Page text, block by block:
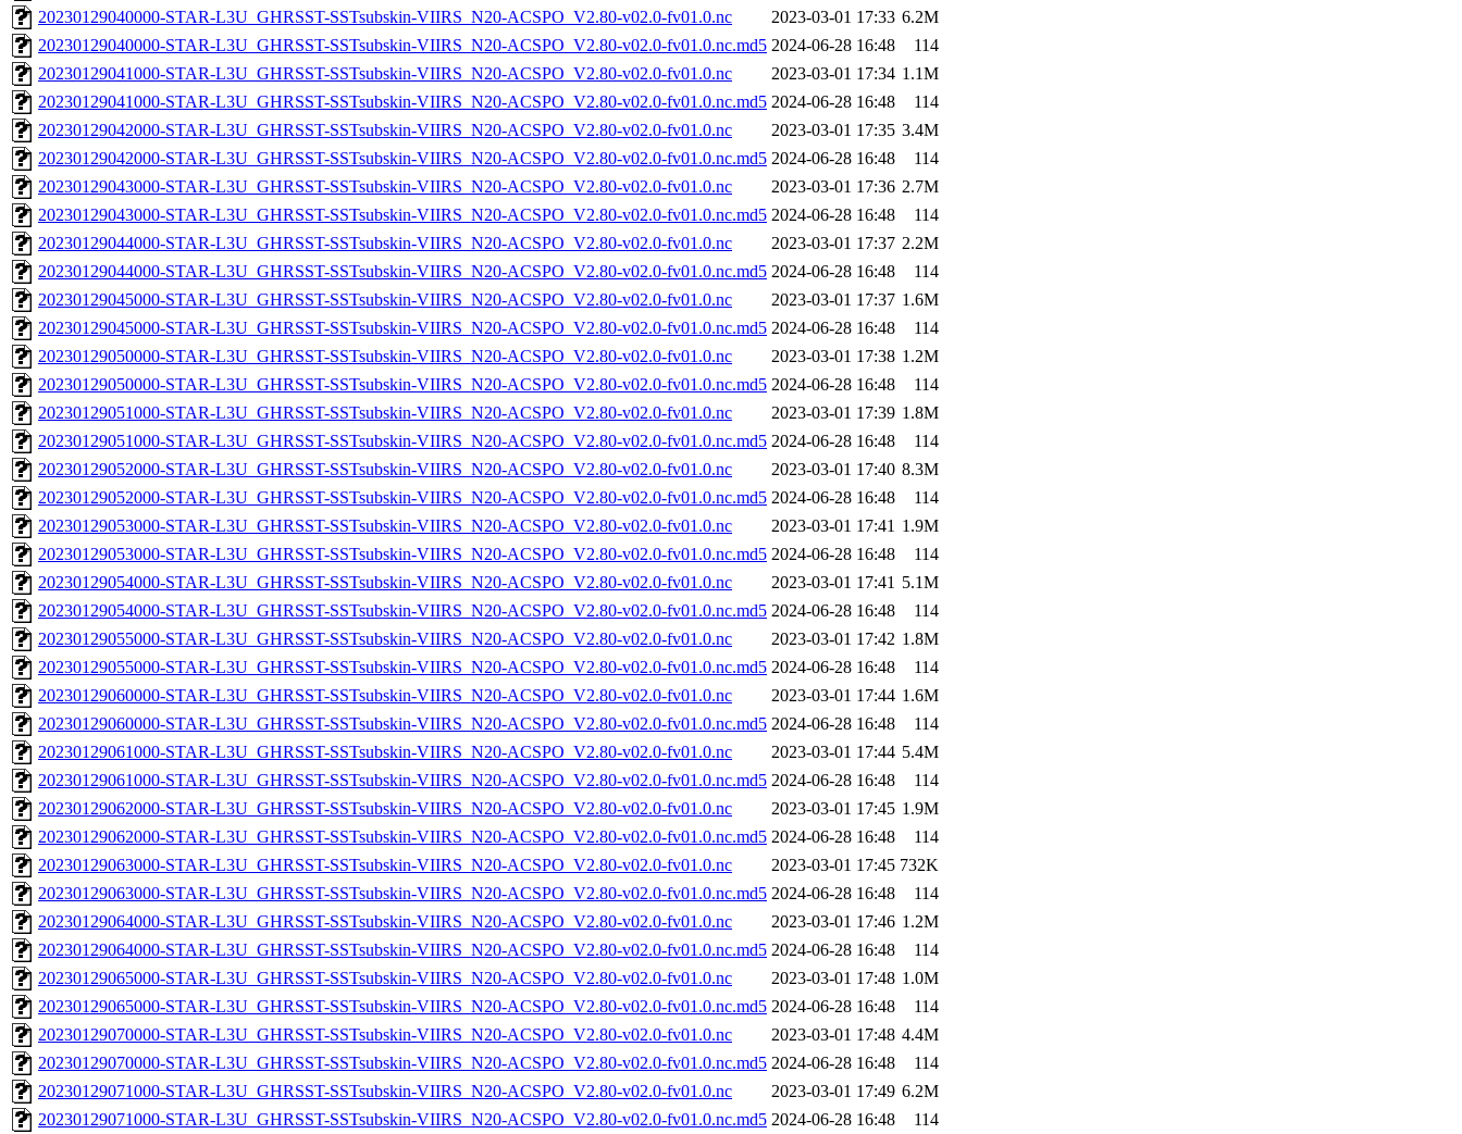
20230129040000-STAR-L3U_GHRSST-SSTsubskin-VIIRS_N20-ACSPO_V2.80-v02.0-fv01.0.nc
2023-03-01 17:33 6.2M
20230129040000-STAR-L3U_GHRSST-SSTsubskin-VIIRS_N20-ACSPO_V2.80-v02.0-fv01.0.nc.md5 2024-06-28 16:48
114
20230129041000-STAR-L3U_GHRSST-SSTsubskin-VIIRS_N20-ACSPO_V2.80-v02.0-fv01.0.nc
2023-03-01 17:34 1.1M
20230129041000-STAR-L3U_GHRSST-SSTsubskin-VIIRS_N20-ACSPO_V2.80-v02.0-fv01.0.nc.md5 2024-06-28 16:48
114
20230129042000-STAR-L3U_GHRSST-SSTsubskin-VIIRS_N20-ACSPO_V2.80-v02.0-fv01.0.nc
2023-03-01 17:35 3.4M
20230129042000-STAR-L3U_GHRSST-SSTsubskin-VIIRS_N20-ACSPO_V2.80-v02.0-fv01.0.nc.md5 2024-06-28 16:48
114
20230129043000-STAR-L3U_GHRSST-SSTsubskin-VIIRS_N20-ACSPO_V2.80-v02.0-fv01.0.nc
2023-03-01 17:36 2.7M
20230129043000-STAR-L3U_GHRSST-SSTsubskin-VIIRS_N20-ACSPO_V2.80-v02.0-fv01.0.nc.md5 2024-06-28 16:48
114
20230129044000-STAR-L3U_GHRSST-SSTsubskin-VIIRS_N20-ACSPO_V2.80-v02.0-fv01.0.nc
2023-03-01 17:37 2.2M
20230129044000-STAR-L3U_GHRSST-SSTsubskin-VIIRS_N20-ACSPO_V2.80-v02.0-fv01.0.nc.md5 2024-06-28 16:48
114
20230129045000-STAR-L3U_GHRSST-SSTsubskin-VIIRS_N20-ACSPO_V2.80-v02.0-fv01.0.nc
2023-03-01 17:37 1.6M
20230129045000-STAR-L3U_GHRSST-SSTsubskin-VIIRS_N20-ACSPO_V2.80-v02.0-fv01.0.nc.md5 2024-06-28 16:48
114
20230129050000-STAR-L3U_GHRSST-SSTsubskin-VIIRS_N20-ACSPO_V2.80-v02.0-fv01.0.nc
2023-03-01 17:38 1.2M
20230129050000-STAR-L3U_GHRSST-SSTsubskin-VIIRS_N20-ACSPO_V2.80-v02.0-fv01.0.nc.md5 2024-06-28 16:48
114
20230129051000-STAR-L3U_GHRSST-SSTsubskin-VIIRS_N20-ACSPO_V2.80-v02.0-fv01.0.nc
2023-03-01 17:39 1.8M
20230129051000-STAR-L3U_GHRSST-SSTsubskin-VIIRS_N20-ACSPO_V2.80-v02.0-fv01.0.nc.md5 2024-06-28 16:48
114
20230129052000-STAR-L3U_GHRSST-SSTsubskin-VIIRS_N20-ACSPO_V2.80-v02.0-fv01.0.nc
2023-03-01 17:40 8.3M
20230129052000-STAR-L3U_GHRSST-SSTsubskin-VIIRS_N20-ACSPO_V2.80-v02.0-fv01.0.nc.md5 2024-06-28 16:48
114
20230129053000-STAR-L3U_GHRSST-SSTsubskin-VIIRS_N20-ACSPO_V2.80-v02.0-fv01.0.nc
2023-03-01 17:41 1.9M
20230129053000-STAR-L3U_GHRSST-SSTsubskin-VIIRS_N20-ACSPO_V2.80-v02.0-fv01.0.nc.md5 2024-06-28 16:48
114
20230129054000-STAR-L3U_GHRSST-SSTsubskin-VIIRS_N20-ACSPO_V2.80-v02.0-fv01.0.nc
2023-03-01 17:41 5.1M
20230129054000-STAR-L3U_GHRSST-SSTsubskin-VIIRS_N20-ACSPO_V2.80-v02.0-fv01.0.nc.md5 2024-06-28 16:48
114
20230129055000-STAR-L3U_GHRSST-SSTsubskin-VIIRS_N20-ACSPO_V2.80-v02.0-fv01.0.nc
2023-03-01 17:42 1.8M
20230129055000-STAR-L3U_GHRSST-SSTsubskin-VIIRS_N20-ACSPO_V2.80-v02.0-fv01.0.nc.md5 2024-06-28 16:48
114
20230129060000-STAR-L3U_GHRSST-SSTsubskin-VIIRS_N20-ACSPO_V2.80-v02.0-fv01.0.nc
2023-03-01 17:44 1.6M
20230129060000-STAR-L3U_GHRSST-SSTsubskin-VIIRS_N20-ACSPO_V2.80-v02.0-fv01.0.nc.md5 2024-06-28 16:48
114
20230129061000-STAR-L3U_GHRSST-SSTsubskin-VIIRS_N20-ACSPO_V2.80-v02.0-fv01.0.nc
2023-03-01 17:44 5.4M
20230129061000-STAR-L3U_GHRSST-SSTsubskin-VIIRS_N20-ACSPO_V2.80-v02.0-fv01.0.nc.md5 2024-06-28 16:48
114
20230129062000-STAR-L3U_GHRSST-SSTsubskin-VIIRS_N20-ACSPO_V2.80-v02.0-fv01.0.nc
2023-03-01 17:45 1.9M
20230129062000-STAR-L3U_GHRSST-SSTsubskin-VIIRS_N20-ACSPO_V2.80-v02.0-fv01.0.nc.md5 2024-06-28 16:48
114
20230129063000-STAR-L3U_GHRSST-SSTsubskin-VIIRS_N20-ACSPO_V2.80-v02.0-fv01.0.nc
2023-03-01 17:45 732K
20230129063000-STAR-L3U_GHRSST-SSTsubskin-VIIRS_N20-ACSPO_V2.80-v02.0-fv01.0.nc.md5 2024-06-28 16:48
114
20230129064000-STAR-L3U_GHRSST-SSTsubskin-VIIRS_N20-ACSPO_V2.80-v02.0-fv01.0.nc
2023-03-01 17:46 1.2M
20230129064000-STAR-L3U_GHRSST-SSTsubskin-VIIRS_N20-ACSPO_V2.80-v02.0-fv01.0.nc.md5 2024-06-28 16:48
114
20230129065000-STAR-L3U_GHRSST-SSTsubskin-VIIRS_N20-ACSPO_V2.80-v02.0-fv01.0.nc
2023-03-01 17:48 1.0M
20230129065000-STAR-L3U_GHRSST-SSTsubskin-VIIRS_N20-ACSPO_V2.80-v02.0-fv01.0.nc.md5 2024-06-28 16:48
114
20230129070000-STAR-L3U_GHRSST-SSTsubskin-VIIRS_N20-ACSPO_V2.80-v02.0-fv01.0.nc
2023-03-01 17:48 4.4M
20230129070000-STAR-L3U_GHRSST-SSTsubskin-VIIRS_N20-ACSPO_V2.80-v02.0-fv01.0.nc.md5 2024-06-28 16:48
114
20230129071000-STAR-L3U_GHRSST-SSTsubskin-VIIRS_N20-ACSPO_V2.80-v02.0-fv01.0.nc
2023-03-01 17:49 6.2M
20230129071000-STAR-L3U_GHRSST-SSTsubskin-VIIRS_N20-ACSPO_V2.80-v02.0-fv01.0.nc.md5 2024-06-28 16:48
114